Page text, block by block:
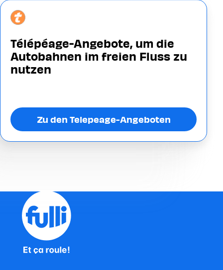
Image
Télépéage-Angebote, um die
Autobahnen im freien Fluss zu
nutzen
Zu den Telepeage-Angeboten